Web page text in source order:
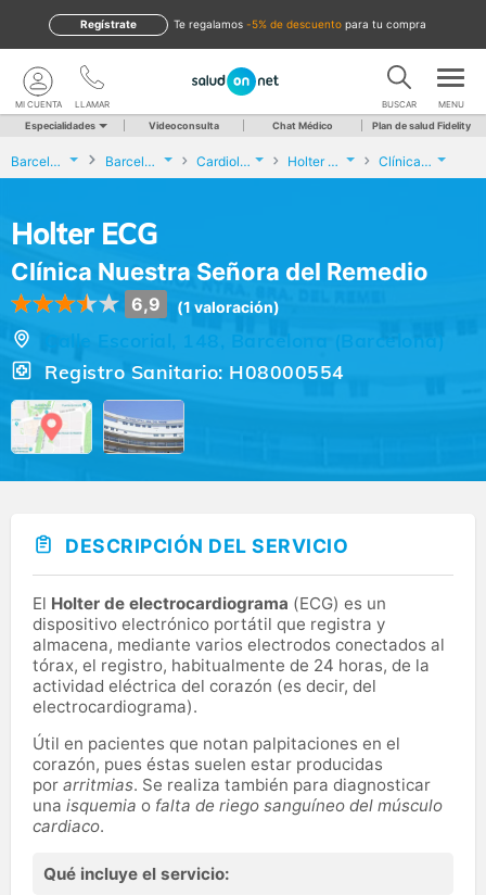
te regalamos -5% de descuento para tu compra
Regístrate
LLAMAR
MI CUENTA BUSCAR MENU
Especialidades Videoconsulta Chat Médico Plan de salud Fidelity
Barcelona Barcelona Cardiología Holter ECG Clínica Nuestra Señora del Remedio
Holter ECG
Clínica Nuestra Señora del Remedio
6,9 (1 valoración)
Calle Escorial, 148, Barcelona (Barcelona)
Registro Sanitario: H08000554
DESCRIPCIÓN DEL SERVICIO
El Holter de electrocardiograma (ECG) es un
dispositivo electrónico portátil que registra y
almacena, mediante varios electrodos conectados al
tórax, el registro, habitualmente de 24 horas, de la
actividad eléctrica del corazón (es decir, del
electrocardiograma).
Útil en pacientes que notan palpitaciones en el
corazón, pues éstas suelen estar producidas
por arritmias. Se realiza también para diagnosticar
una isquemia o falta de riego sanguíneo del músculo
cardiaco.
Qué incluye el servicio: